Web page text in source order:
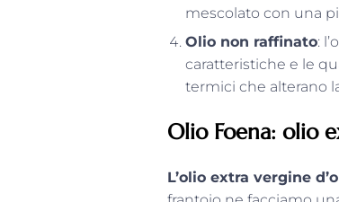
mescolato con una
Olio non raffinato:
caratteristiche e le
termici che alterano
Olio Foena: olio
L’olio extra vergine